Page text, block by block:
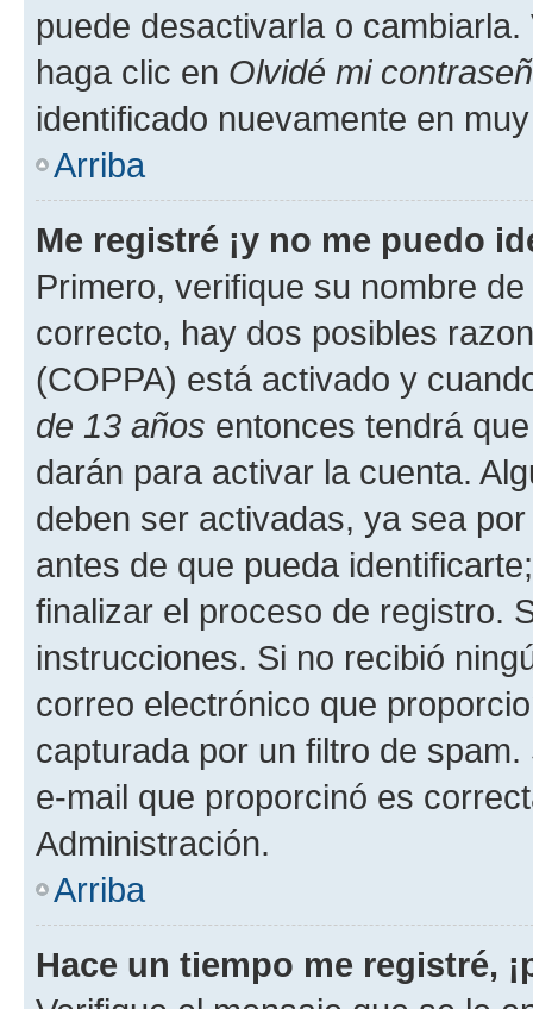
puede desactivarla o
haga clic en Olvidé mi
identificado nuevamente en
Arriba
Me registré ¡y no me puedo
Primero, verifique su nombre
correcto, hay dos posibles
(COPPA) está activado y
de 13 años entonces tendrá
darán para activar la cuenta.
deben ser activadas, ya sea
antes de que pueda
finalizar el proceso de registro.
instrucciones. Si no recibió
correo electrónico que
capturada por un filtro de
e-mail que proporcinó es
Administración.
Arriba
Hace un tiempo me registré,